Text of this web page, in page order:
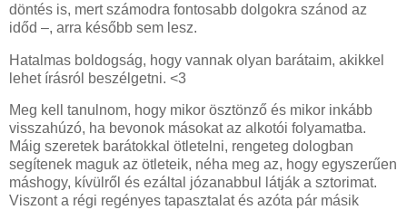
döntés is, mert számodra fontosabb dolgokra szánod az
időd –, arra később sem lesz.
Hatalmas boldogság, hogy vannak olyan barátaim, akikkel
lehet írásról beszélgetni. <3
Meg kell tanulnom, hogy mikor ösztönző és mikor inkább
visszahúzó, ha bevonok másokat az alkotói folyamatba.
Máig szeretek barátokkal ötletelni, rengeteg dologban
segítenek maguk az ötleteik, néha meg az, hogy egyszerűen
máshogy, kívülről és ezáltal józanabbul látják a sztorimat.
Viszont a régi regényes tapasztalat és azóta pár másik